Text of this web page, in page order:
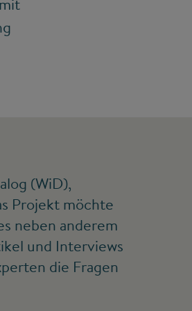
(WiD),
Projekt möchte
neben anderem
und Interviews
die Fragen